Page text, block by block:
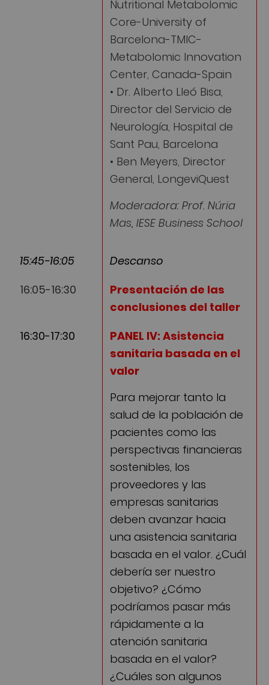
Nutritional Metabolomic
Core-University of
Barcelona-TMIC-
Metabolomic Innovation
Center, Canada-Spain
• Dr. Alberto Lleó Bisa,
Director del Servicio de
Neurología, Hospital de
Sant Pau, Barcelona
• Ben Meyers, Director
General, LongeviQuest
Moderadora: Prof. Núria
Mas, IESE Business School
15:45-16:05
Descanso
16:05-16:30
Presentación de las
conclusiones del taller
16:30-17:30
PANEL IV: Asistencia
sanitaria basada en el
valor
Para mejorar tanto la
salud de la población de
pacientes como las
perspectivas financieras
sostenibles, los
proveedores y las
empresas sanitarias
deben avanzar hacia
una asistencia sanitaria
basada en el valor. ¿Cuál
debería ser nuestro
objetivo? ¿Cómo
podríamos pasar más
rápidamente a la
atención sanitaria
basada en el valor?
¿Cuáles son algunos